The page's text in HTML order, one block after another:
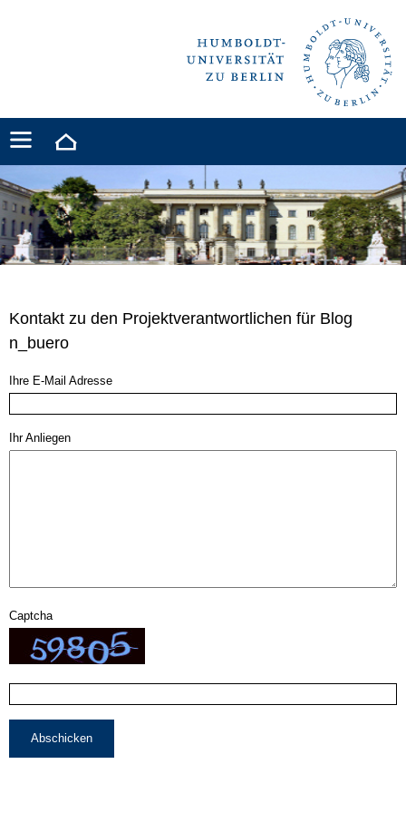
Kontakt zu den Projektverantwortlichen für Blog
n_buero
Ihre E-Mail Adresse
Ihr Anliegen
Captcha
Abschicken